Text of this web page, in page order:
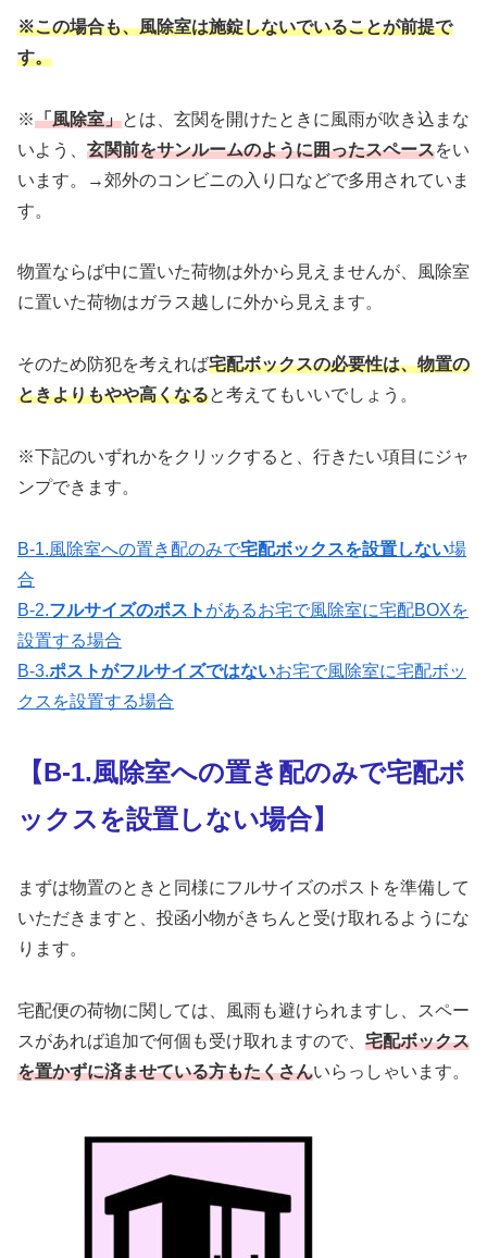
※この場合も、風除室は施錠しないでいることが前提で
す。
※「風除室」とは、玄関を開けたときに風雨が吹き込まな
いよう、 玄関前をサンルームのように囲ったスペースをい
います。→郊外のコンビニの入り口などで多用されていま
す。
物置ならば中に置いた荷物は外から見えませんが、風除室
に置いた荷物はガラス越しに外から見えます。
そのため防犯を考えれば宅配ボックスの必要性は、物置の
ときよりもやや高くなると考えてもいいでしょう。
※下記のいずれかをクリックすると、行きたい項目にジャ
ンプできます。
B-1.風除室への置き配のみで宅配ボックスを設置しない場
合
B-2.フルサイズのポスト があるお宅で風除室に宅配BOXを
設置する場合
B-3.ポストがフルサイズではないお宅で風除室に宅配ボッ
クスを設置する場合
【B-1.風除室への置き配のみで宅配ボ
ックスを設置しない場合】
まずは物置のときと同様にフルサイズのポストを準備して
いただきますと、投函小物がきちんと受け取れるようにな
ります。
宅配便の荷物に関しては、風雨も避けられますし、スペー
スがあれば追加で何個も受け取れますので、 宅配ボックス
を置かずに済ませている方もたくさんいらっしゃいます。